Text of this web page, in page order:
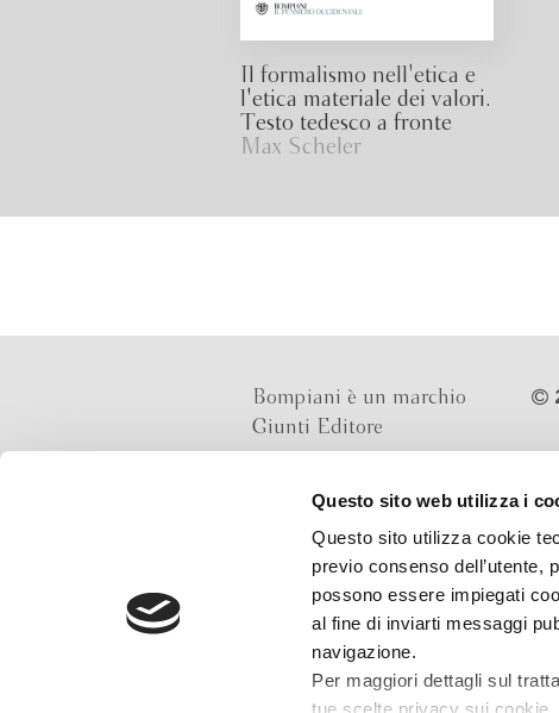
Questo sito web utilizza i
Questo sito utilizza cookie
previo consenso dell’utente,
possono essere impiegati
al fine di inviarti messaggi
navigazione.
Per maggiori dettagli sul
Il formalismo nell'etica e
l'etica materiale dei valori.
Testo tedesco a fronte
Max Scheler
Bompiani è un marchio
Giunti Editore
Via Bolognese 165,
50139 Firenze
Via G.B.Pirelli 30,
20124 Milano